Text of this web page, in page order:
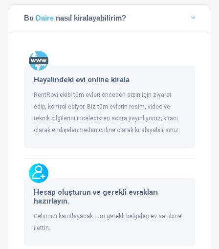
Bu Daire nasıl kiralayabilirim?
Hayalindeki evi online kirala
RentRovi ekibi tüm evleri önceden sizin için ziyaret
edip, kontrol ediyor. Biz tüm evlerin resim, video ve
teknik bilgilerini inceledikten sonra yayınlıyoruz; kiracı
olarak endişelenmeden online olarak kiralayabilirsiniz.
Hesap oluşturun ve gerekli evrakları
hazırlayın.
Gelirinizi kanıtlayacak tüm gerekli belgeleri ev sahibine
ilettin.